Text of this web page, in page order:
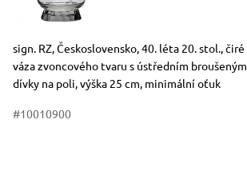
Rozměry
Stručný popis předmětu
sign. RZ, Československo, 40. léta 20. stol.,
váza zvoncového tvaru s ústředním
dívky na poli, výška 25 cm, minimální oťuk
#10010900